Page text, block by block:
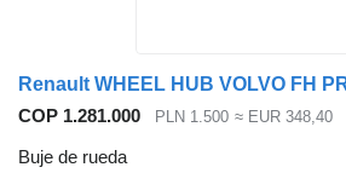
COP 1.281.000 PLN 1.500 ≈ EUR 348,40
Buje de rueda